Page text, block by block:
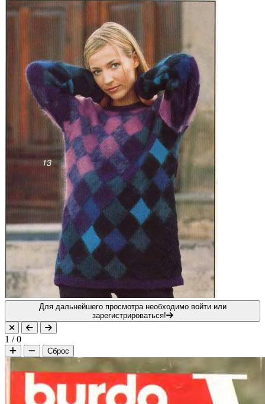
Для дальнейшего просмотра необходимо войти или
зарегистрироваться!
1 /0
Сброс